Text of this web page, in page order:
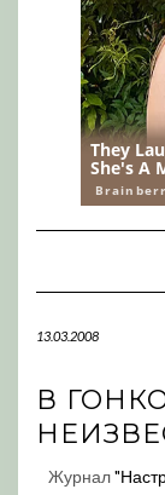
13.03.2008
В
Журнал